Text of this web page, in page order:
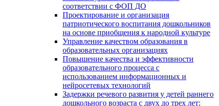
соответствии с ФОП ДО
Проектирование и организация
патриотического воспитания дошкольников
на основе приобщения к народной культуре
Управление качеством образования в
образовательных организациях
Повышение качества и эффективности
образовательного процесса с
использованием информационных и
нейросетевых технологий
Задержки речевого развития у детей раннего
дошкольного возраста с двух до трех лет: